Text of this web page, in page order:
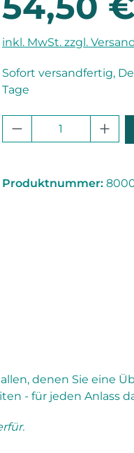
inkl. MwSt. zzgl.
Sofort versandfertig,
Tage
Produkt
Produktnummer:
denen Sie eine
- für jeden Anlass